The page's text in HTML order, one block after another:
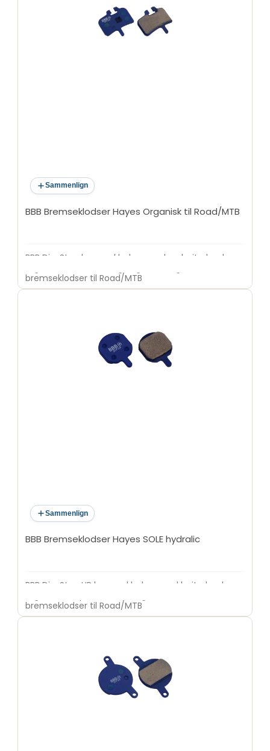
Sammenlign
BBB Bremseklodser Hayes Organisk til Road/MTB
BBB DiscStop bremseklodser med en højtydende
bremseklodser til Road/MTB
Sammenlign
BBB Bremseklodser Hayes SOLE hydralic
BBB DiscStop HP bremseklodser med højtydende
bremseklodser til Road/MTB